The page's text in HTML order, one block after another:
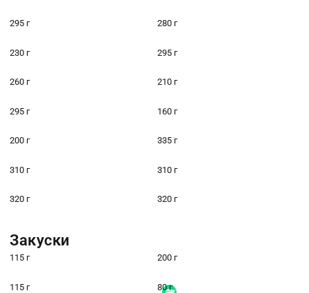
295 г 280 г
230 г 295 г
260 г 210 г
295 г 160 г
200 г 335 г
310 г 310 г
320 г 320 г
Закуски
115 г 200 г
115 г 80 г